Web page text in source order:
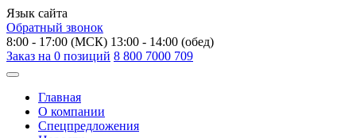
Язык сайта
Обратный звонок
8:00 - 17:00 (МСК) 13:00 - 14:00 (обед)
Заказ на 0 позиций 8 800 7000 709
Главная
О компании
Спецпредложения